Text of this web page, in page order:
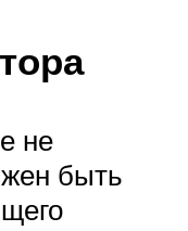
не
быть